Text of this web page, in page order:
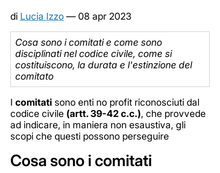
di Lucia Izzo— 08 apr 2023
Cosa sono i comitati e come sono
disciplinati nel codice civile, come si
costituiscono, la durata e l'estinzione del
comitato
I comitati sono enti no profit riconosciuti dal
codice civile (artt. 39-42 c.c.), che provvede
ad indicare, in maniera non esaustiva, gli
scopi che questi possono perseguire
Cosa sono i comitati